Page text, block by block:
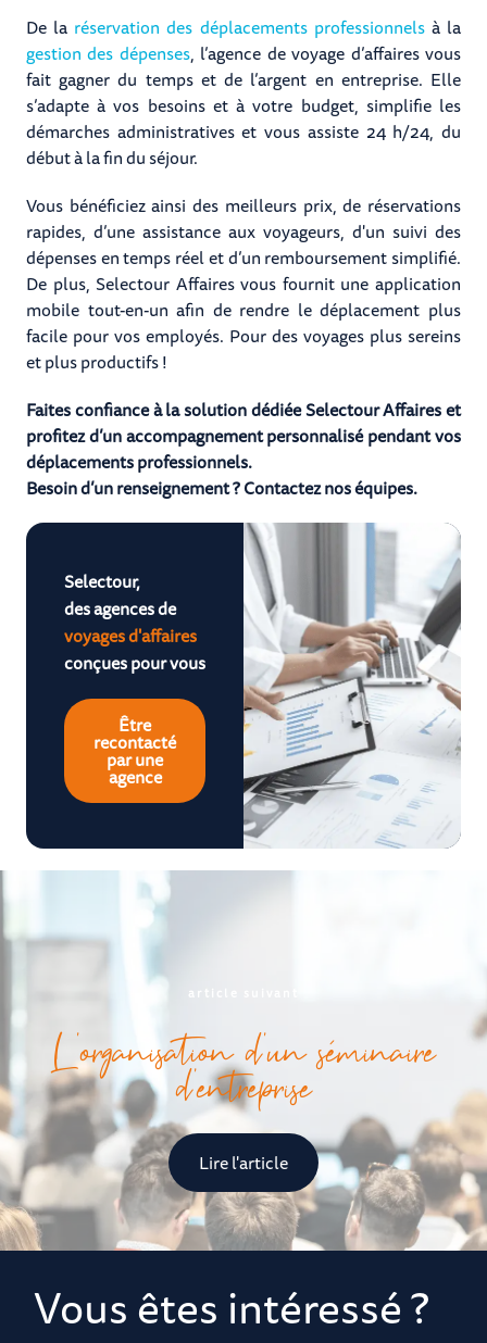
De la réservation des déplacements professionnelsà la
gestion des dépenses, l’agence de voyage d’affaires vous
fait gagner du temps et de l’argent en entreprise. Elle
s’adapte à vos besoins et à votre budget, simplifie les
démarches administratives et vous assiste 24 h/24, du
début à la fin du séjour.
Vous bénéficiez ainsi des meilleurs prix, de réservations
rapides, d’une assistance aux voyageurs, d'un suivi des
dépenses en temps réel et d’un remboursement simplifié.
De plus, Selectour Affaires vous fournit une application
mobile tout-en-un afin de rendre le déplacement plus
facile pour vos employés. Pour des voyages plus sereins
et plus productifs !
Faites confiance à la solution dédiée Selectour Affaires et
profitez d’un accompagnement personnalisé pendant vos
déplacements professionnels.
Besoin d’un renseignement ? Contactez nos équipes.
Selectour,
des agences de
voyages d'affaires
conçues pour vous
Être
recontacté
par une
agence
article suivant
L’organisation d’un séminaire
d’entreprise
Lire l'article
Vous êtes intéressé ?